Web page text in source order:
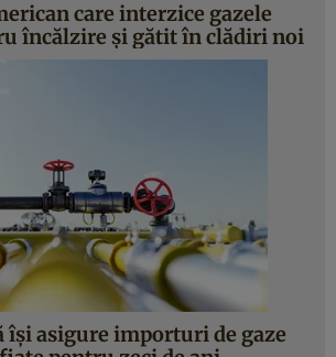
care interzice gazele
încălzire și gătit în clădiri noi
își asigure importuri de gaze